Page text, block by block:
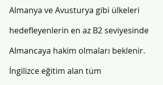
Almanya ve Avusturya gibi ülkeleri
hedefleyenlerin en az B2 seviyesinde
Almancaya hakim olmaları beklenir.
İngilizce eğitim alan tüm